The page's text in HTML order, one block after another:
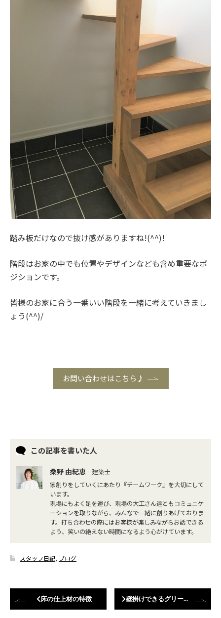
踏み板だけなので抜け感がありますね!(^^)!
階段はお家の中でも位置やデザインなども含め重要なポ
ジションです。
皆様のお家に合う一番いい階段を一緒に考えていきまし
ょう(^^)/
お問い合わせはこちら♪
この記事を書いた人
桑野 由紀恵
建築士
家創りをしていくにあたり『チームワーク』を大切にして
います。
現場にもよく足を運び、現場の大工さん達ともコミュニケ
ーションを取りながら、みんなで一緒に創りあげておりま
す。打ち合わせの際にはお客様が楽しみながらお話できる
よう、笑いの絶えない時間になるよう心がけています。
スタッフ日記, ブログ
床の仕上材の特徴 壁掛けできるグリーンです♪